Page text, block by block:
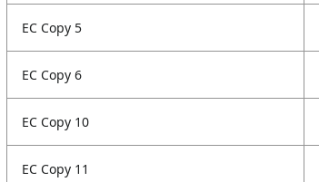
EC Copy 5
EC Copy 6
EC Copy 10
EC Copy 11